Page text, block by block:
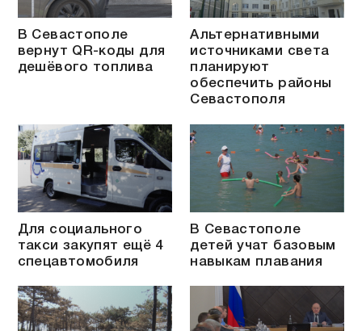
В Севастополе
вернут QR-коды для
дешёвого топлива
Альтернативными
источниками света
планируют
обеспечить районы
Севастополя
Для социального
такси закупят ещё 4
спецавтомобиля
В Севастополе
детей учат базовым
навыкам плавания